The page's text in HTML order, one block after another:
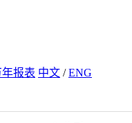
报表 中文 / ENG